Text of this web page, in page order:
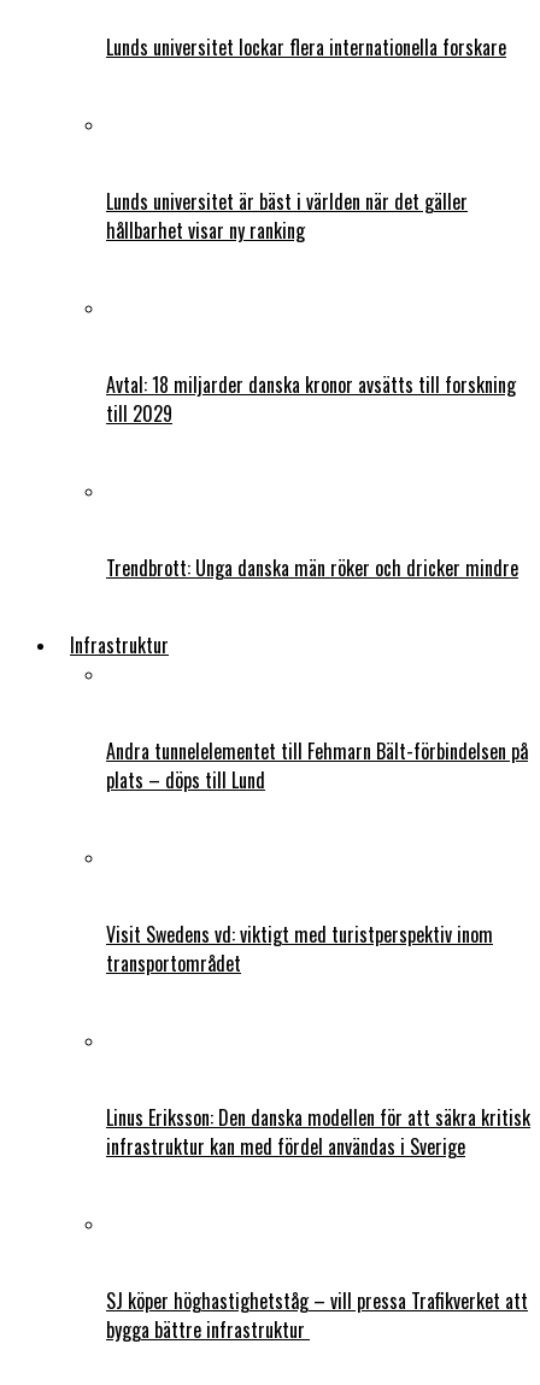
Lunds universitet lockar flera internationella forskare
Lunds universitet är bäst i världen när det gäller
hållbarhet visar ny ranking
Avtal: 18 miljarder danska kronor avsätts till forskning
till 2029
Trendbrott: Unga danska män röker och dricker mindre
Infrastruktur
Andra tunnelelementet till Fehmarn Bält-förbindelsen på
plats – döps till Lund
Visit Swedens vd: viktigt med turistperspektiv inom
transportområdet
Linus Eriksson: Den danska modellen för att säkra kritisk
infrastruktur kan med fördel användas i Sverige
SJ köper höghastighetståg – vill pressa Trafikverket att
bygga bättre infrastruktur